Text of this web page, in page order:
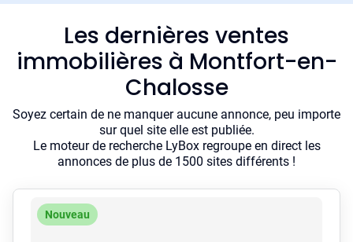
Les dernières ventes
immobilières à Montfort-en-
Chalosse
Soyez certain de ne manquer aucune annonce, peu importe
sur quel site elle est publiée.
Le moteur de recherche LyBox regroupe en direct les
annonces de plus de 1500 sites différents !
Nouveau